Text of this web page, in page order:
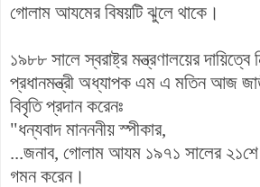
গোলাম আযমের বিষয়টি ঝুলে থাকে।
১৯৮৮ সালে স্বরাষ্ট্র মন্ত্রণালয়ের
প্রধানমন্ত্রী অধ্যাপক এম এ মতিন আজ
বিবৃতি প্রদান করেনঃ
"ধন্যবাদ মানননীয় স্পীকার,
...জনাব, গোলাম আযম ১৯৭১ সালের ২১শে
গমন করেন।